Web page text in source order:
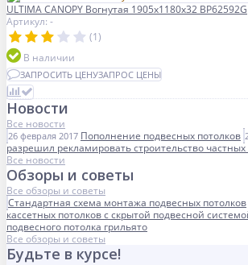
ULTIMA CANOPY Вогнутая 1905x1180x32 BP62592G
Артикул: -
(1)
В наличии
ЗАПРОСИТЬ ЦЕНУЗАПРОС ЦЕНЫ
Новости
Все новости
26 февраля 2017 Пополнение подвесных потолков
разрешил рекламировать строительство
Все новости
Обзоры и советы
Все обзоры и советы
Стандартная схема монтажа подвесных потолков
кассетных потолков с скрытой подвесной
подвесного потолка грильято
Все обзоры и советы
Будьте в курсе!